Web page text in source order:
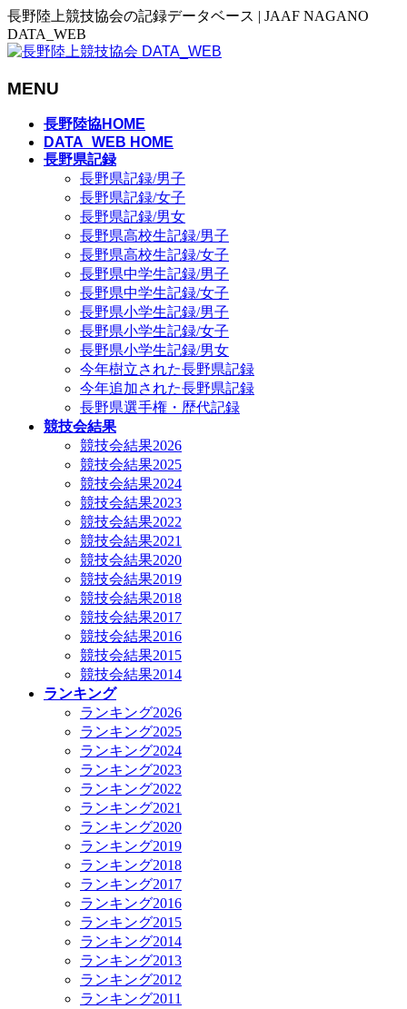
長野陸上競技協会の記録データベース | JAAF NAGANO
DATA_WEB
MENU
長野陸協HOME
DATA_WEB HOME
長野県記録
長野県記録/男子
長野県記録/女子
長野県記録/男女
長野県高校生記録/男子
長野県高校生記録/女子
長野県中学生記録/男子
長野県中学生記録/女子
長野県小学生記録/男子
長野県小学生記録/女子
長野県小学生記録/男女
今年樹立された長野県記録
今年追加された長野県記録
長野県選手権・歴代記録
競技会結果
競技会結果2026
競技会結果2025
競技会結果2024
競技会結果2023
競技会結果2022
競技会結果2021
競技会結果2020
競技会結果2019
競技会結果2018
競技会結果2017
競技会結果2016
競技会結果2015
競技会結果2014
ランキング
ランキング2026
ランキング2025
ランキング2024
ランキング2023
ランキング2022
ランキング2021
ランキング2020
ランキング2019
ランキング2018
ランキング2017
ランキング2016
ランキング2015
ランキング2014
ランキング2013
ランキング2012
ランキング2011